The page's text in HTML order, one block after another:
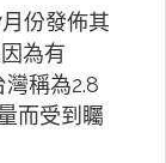
份發佈其
為有
稱為2.8
而受到矚